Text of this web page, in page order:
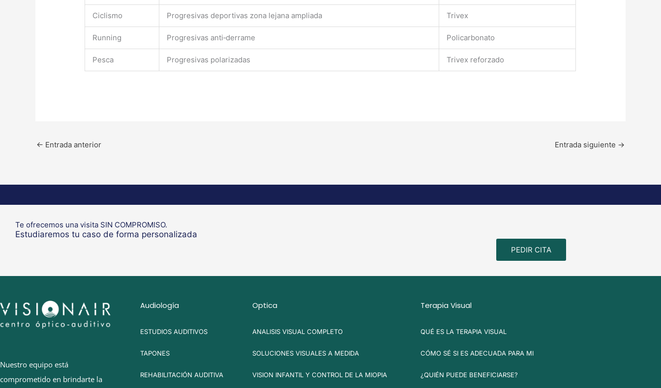
Ciclismo Progresivas deportivas zona lejana ampliada Trivex
Running Progresivas anti‑derrame Policarbonato
Pesca Progresivas polarizadas Trivex reforzado
← Entrada anterior Entrada siguiente →
Te ofrecemos una visita SIN COMPROMISO.
Estudiaremos tu caso de forma personalizada
PEDIR CITA
Nuestro equipo está
comprometido en brindarte la
Audiología
ESTUDIOS AUDITIVOS
TAPONES
REHABILITACIÓN AUDITIVA
Optica
ANALISIS VISUAL COMPLETO
SOLUCIONES VISUALES A MEDIDA
VISION INFANTIL Y CONTROL DE LA MIOPIA
Terapia Visual
QUÉ ES LA TERAPIA VISUAL
CÓMO SÉ SI ES ADECUADA PARA MI
¿QUIÉN PUEDE BENEFICIARSE?